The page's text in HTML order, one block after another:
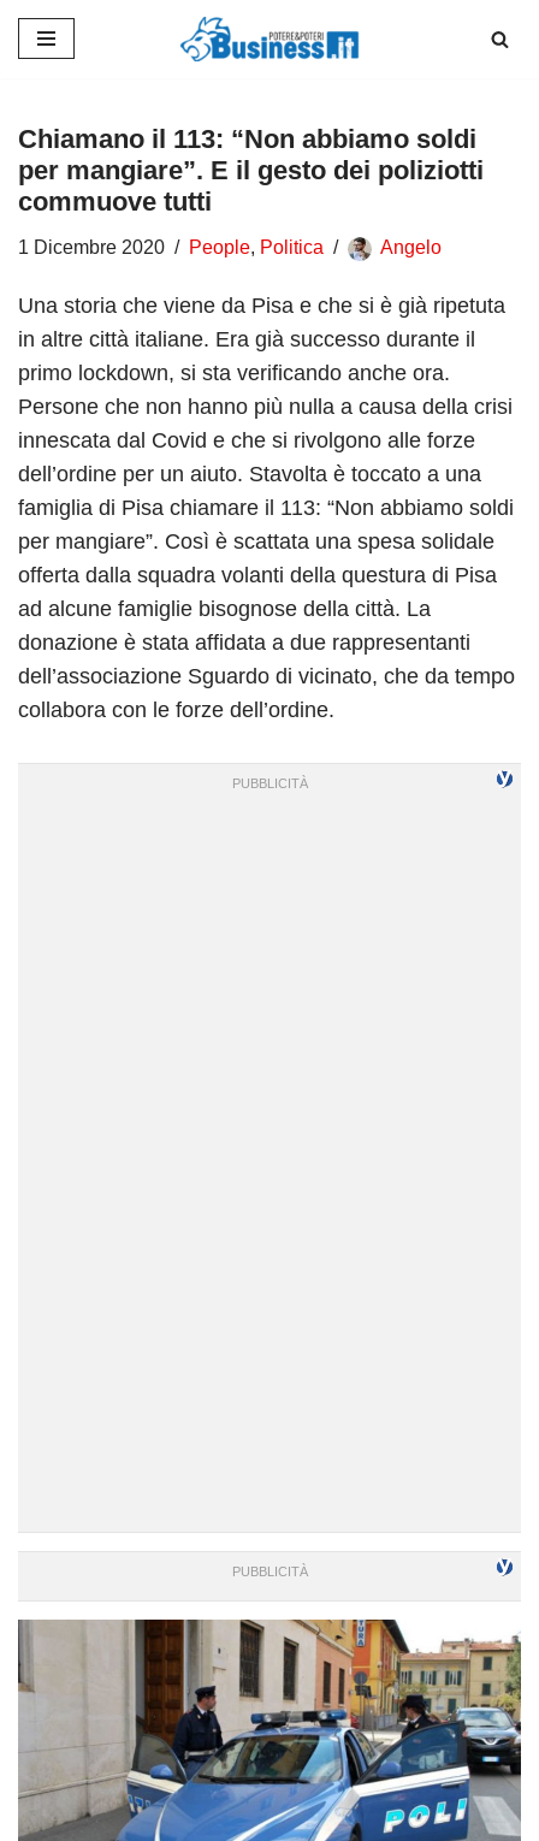
contenuto
Chiamano il 113: “Non abbiamo soldi
per mangiare”. E il gesto dei poliziotti
commuove tutti
1 Dicembre 2020 People, Politica Angelo
Una storia che viene da Pisa e che si è già ripetuta
in altre città italiane. Era già successo durante il
primo lockdown, si sta verificando anche ora.
Persone che non hanno più nulla a causa della crisi
innescata dal Covid e che si rivolgono alle forze
dell’ordine per un aiuto. Stavolta è toccato a una
famiglia di Pisa chiamare il 113: “Non abbiamo soldi
per mangiare”. Così è scattata una spesa solidale
offerta dalla squadra volanti della questura di Pisa
ad alcune famiglie bisognose della città. La
donazione è stata affidata a due rappresentanti
dell’associazione Sguardo di vicinato, che da tempo
collabora con le forze dell’ordine.